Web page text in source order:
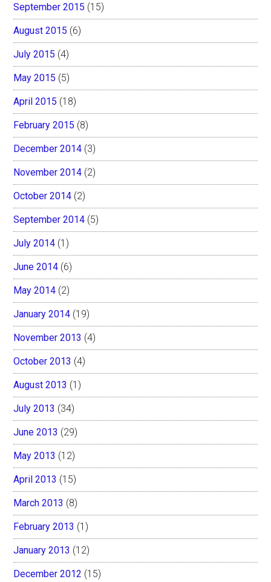
September 2015 (15)
August 2015 (6)
July 2015 (4)
May 2015 (5)
April 2015 (18)
February 2015 (8)
December 2014 (3)
November 2014 (2)
October 2014 (2)
September 2014 (5)
July 2014 (1)
June 2014 (6)
May 2014 (2)
January 2014 (19)
November 2013 (4)
October 2013 (4)
August 2013 (1)
July 2013 (34)
June 2013 (29)
May 2013 (12)
April 2013 (15)
March 2013 (8)
February 2013 (1)
January 2013 (12)
December 2012 (15)